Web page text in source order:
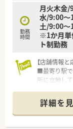
勤務
時間
月火木金/
水/9:00〜
土/9:00〜
※1か月単
ト制勤務
【店舗情報と
■最寄り駅
所に立地し
平均で約
■薬剤師は
が在籍し協
詳細を